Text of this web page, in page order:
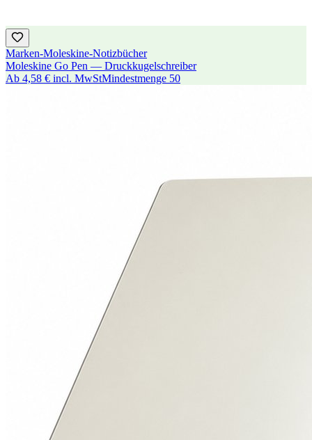
Marken-Moleskine-Notizbücher
Moleskine Go Pen — Druckkugelschreiber
Ab 4,58 € incl. MwStMindestmenge 50